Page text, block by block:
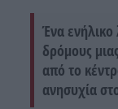
Ένα ενήλικο
δρόμους
από το
ανησυχία